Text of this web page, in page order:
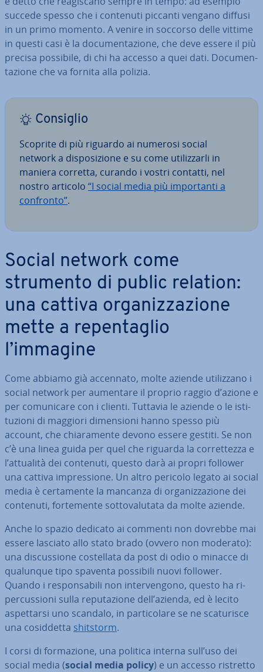
succede spesso che i contenuti piccanti vengano diffusi
in un primo momento. A venire in soccorso delle vittime
in questi casi è la do­cu­men­ta­zio­ne, che deve essere il più
precisa possibile, di chi ha accesso a quei dati. Do­cu­men­
ta­zio­ne che va fornita alla polizia.
Consiglio
Scoprite di più riguardo ai numerosi social
network a di­spo­si­zio­ne e su come uti­liz­zar­li in
maniera corretta, curando i vostri contatti, nel
nostro articolo “I social media più im­por­tan­ti a
confronto”.
Social network come
strumento di public relation:
una cattiva or­ga­niz­za­zio­ne
mette a re­pen­ta­glio
l’immagine
Come abbiamo già accennato, molte aziende uti­liz­za­no i
social network per aumentare il proprio raggio d’azione e
per co­mu­ni­ca­re con i clienti. Tuttavia le aziende o le isti­
tu­zio­ni di maggiori di­men­sio­ni hanno spesso più
account, che chia­ra­men­te devono essere gestiti. Se non
c’è una linea guida per quel che riguarda la cor­ret­tez­za e
l’attualità dei contenuti, questo darà ai propri follower
una cattiva im­pres­sio­ne. Un altro pericolo legato ai social
media è cer­ta­men­te la mancanza di or­ga­niz­za­zio­ne dei
contenuti, for­te­men­te sot­to­va­lu­ta­ta da molte aziende.
Anche lo spazio dedicato ai commenti non dovrebbe mai
essere lasciato allo stato brado (ovvero non moderato):
una di­scus­sio­ne co­stel­la­ta da post di odio o minacce di
qualunque tipo spaventa possibili nuovi follower.
Quando i re­spon­sa­bi­li non in­ter­ven­go­no, questo ha ri­
per­cus­sio­ni sulla re­pu­ta­zio­ne dell’azienda, ed è lecito
aspet­tar­si uno scandalo, in par­ti­co­la­re se ne sca­tu­ri­sce
una co­sid­det­ta shitstorm.
I corsi di for­ma­zio­ne, una politica interna sull’uso dei
social media (social media policy) e un accesso ristretto